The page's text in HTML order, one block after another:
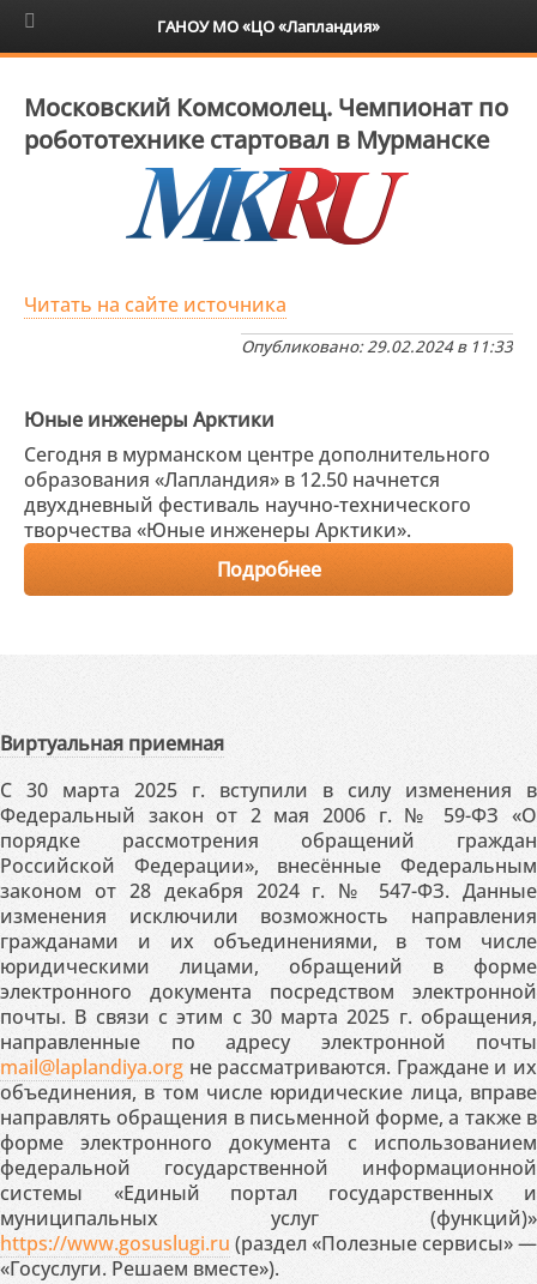
6+
Московский Комсомолец. Чемпионат по
робототехнике стартовал в Мурманске
Читать на сайте источника
Опубликовано: 29.02.2024 в 11:33
Юные инженеры Арктики
Сегодня в мурманском центре дополнительного
образования «Лапландия» в 12.50 начнется
двухдневный фестиваль научно-технического
творчества «Юные инженеры Арктики».
Подробнее
Виртуальная приемная
С 30 марта 2025 г. вступили в силу изменения в
Федеральный закон от 2 мая 2006 г. № 59-ФЗ «О
порядке рассмотрения обращений граждан
Российской Федерации», внесённые Федеральным
законом от 28 декабря 2024 г. № 547-ФЗ. Данные
изменения исключили возможность направления
гражданами и их объединениями, в том числе
юридическими лицами, обращений в форме
электронного документа посредством электронной
почты. В связи с этим с 30 марта 2025 г. обращения,
направленные по адресу электронной почты
mail@laplandiya.org не рассматриваются. Граждане и их
объединения, в том числе юридические лица, вправе
направлять обращения в письменной форме, а также в
форме электронного документа с использованием
федеральной государственной информационной
системы «Единый портал государственных и
муниципальных услуг (функций)»
https://www.gosuslugi.ru (раздел «Полезные сервисы» —
«Госуслуги. Решаем вместе»).
ГАНОУ МО «ЦО «Лапландия»